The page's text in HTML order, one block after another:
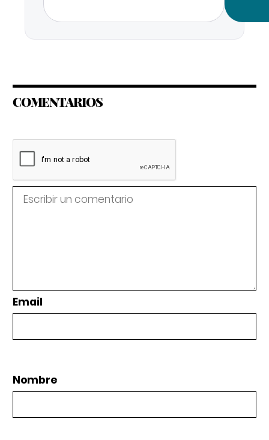
COMENTARIOS
Email
Nombre